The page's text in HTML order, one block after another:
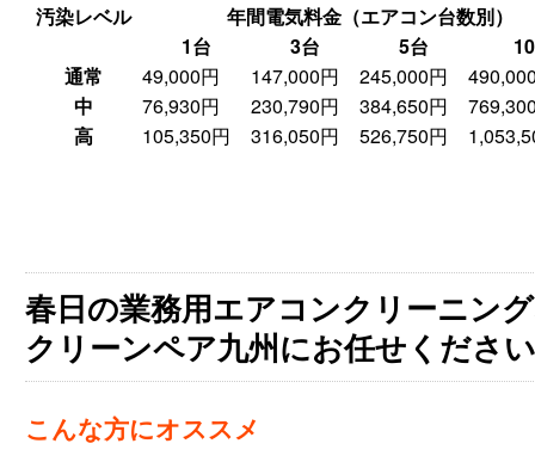
汚染レベル
年間電気料金（エアコン台数別）
1台
3台 5台
通常
49,000円 147,000円 245,000円
中
76,930円 230,790円 384,650円
高
105,350円 316,050円 526,750円
春日の業務用エアコンクリーニン
クリーンペア九州にお任せくださ
こんな方にオススメ